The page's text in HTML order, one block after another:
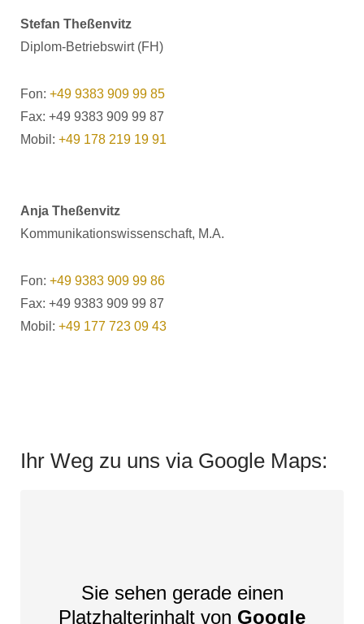
Stefan Theßenvitz
Diplom-Betriebswirt (FH)
Fon: +49 9383 909 99 85
Fax: +49 9383 909 99 87
Mobil: +49 178 219 19 91
Anja Theßenvitz
Kommunikationswissenschaft, M.A.
Fon: +49 9383 909 99 86
Fax: +49 9383 909 99 87
Mobil: +49 177 723 09 43
Ihr Weg zu uns via Google Maps:
Sie sehen gerade einen
Platzhalterinhalt von Google